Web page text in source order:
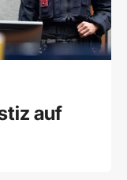
auf